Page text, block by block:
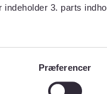
indeholder 3. parts
Præferencer